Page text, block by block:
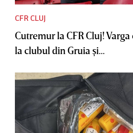
CFR CLUJ
Cutremur la CFR Cluj!
la clubul din Gruia şi...